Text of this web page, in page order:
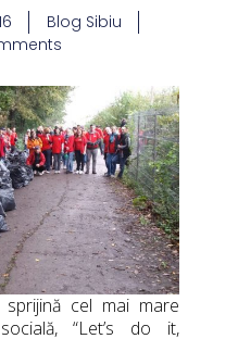
Blog Sibiu
sprijină cel mai mare
“Let’s do it,